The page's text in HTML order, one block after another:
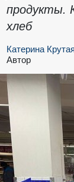
продукты.
хлеб
Катерина Крутая
Автор